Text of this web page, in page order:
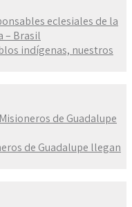
eclesiales de la
– Brasil
indígenas, nuestros
de Guadalupe
de Guadalupe llegan